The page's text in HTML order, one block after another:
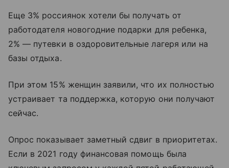
Еще 3% россиянок хотели бы получать от
работодателя новогодние подарки для ребенка,
2% — путевки в оздоровительные лагеря или на
базы отдыха.
При этом 15% женщин заявили, что их полностью
устраивает та поддержка, которую они получают
сейчас.
Опрос показывает заметный сдвиг в приоритетах.
Если в 2021 году финансовая помощь была